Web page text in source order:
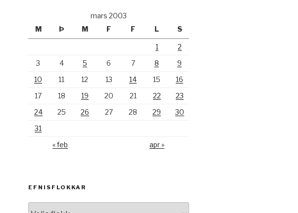
mars 2003
M
Þ M F F L S
1
2
3
4 5 6 7 8
9
10
11 12 13 14 15
16
17
18 19 20 21 22
23
24
25 26 27 28 29
30
31
« feb
apr »
EFNISFLOKKAR